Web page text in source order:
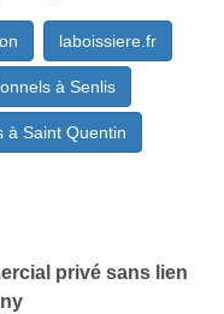
laboissiere.fr
à Senlis
à Saint Quentin
privé sans lien